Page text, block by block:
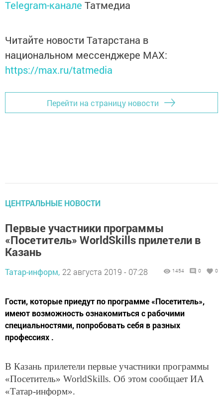
Telegram-канале Татмедиа
Читайте новости Татарстана в
национальном мессенджере MАХ:
https://max.ru/tatmedia
Перейти на страницу новости
ЦЕНТРАЛЬНЫЕ НОВОСТИ
Первые участники программы
«Посетитель» WorldSkills прилетели в
Казань
Татар-информ, 22 августа 2019 - 07:28 1454 0 0
Гости, которые приедут по программе «Посетитель»,
имеют возможность ознакомиться с рабочими
специальностями, попробовать себя в разных
профессиях .
В Казань прилетели первые участники программы
«Посетитель» WorldSkills. Об этом сообщает ИА
«Татар-информ».